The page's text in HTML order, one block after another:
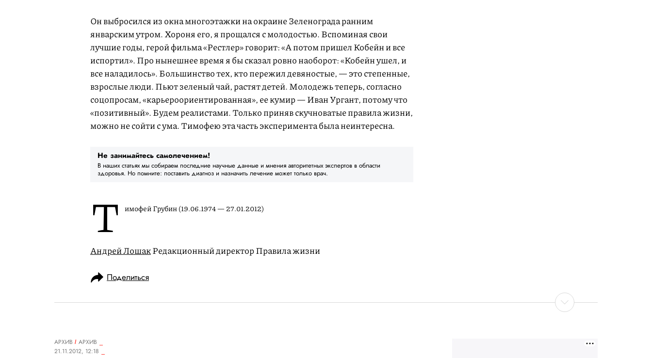
Он выбросился из окна многоэтажки на окраине Зеленограда ранним
январским утром. Хороня его, я прощался с молодостью. Вспоминая свои
лучшие годы, герой фильма «Рестлер» говорит: «А потом пришел Кобейн и все
испортил». Про нынешнее время я бы сказал ровно наоборот: «Кобейн ушел, и
все наладилось». Большинство тех, кто пережил девяностые, — это степенные,
взрослые люди. Пьют зеленый чай, растят детей. Молодежь теперь, согласно
соцопросам, «карьероориентированная», ее кумир — Иван Ургант, потому что
«позитивный». Будем реалистами. Только приняв скучноватые правила жизни,
можно не сойти с ума. Тимофею эта часть эксперимента была неинтересна.
Не занимайтесь самолечением!
В наших статьях мы собираем последние научные данные и мнения авторитетных экспертов в области
здоровья. Но помните: поставить диагноз и назначить лечение может только врач.
Т имофей Грубин (19.06.1974 — 27.01.2012)
Андрей ЛошакРедакционный директор Правила жизни
Поделиться
АРХИВ
АРХИВ
21.11.2012, 12:18